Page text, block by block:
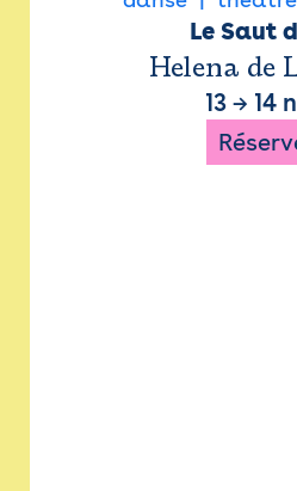
Le Saut
Helena de
13 → 14